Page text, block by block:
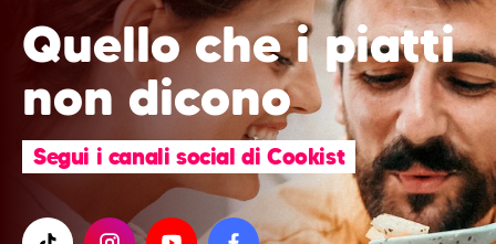
Quello che i piatti
non dicono
Segui i canali social di Cookist